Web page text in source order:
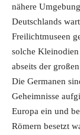
nähere
Deutschlands
Freilichtmuseen
solche
abseits der
Die Germanen
Geheimnisse
Europa ein und
Römern besetzt